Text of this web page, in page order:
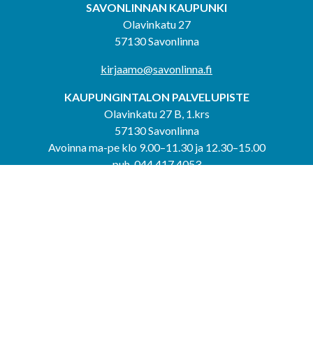
SAVONLINNAN KAUPUNKI
Olavinkatu 27
57130 Savonlinna
kirjaamo@savonlinna.fi
KAUPUNGINTALON PALVELUPISTE
Olavinkatu 27 B, 1.krs
57130 Savonlinna
Avoinna ma-pe klo 9.00–11.30 ja 12.30–15.00
puh. 044 417 4053